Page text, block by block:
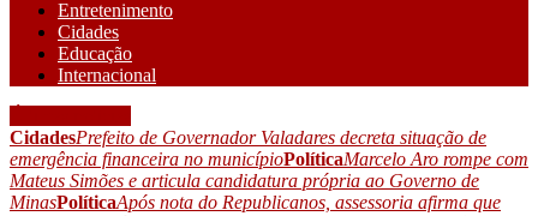
Entretenimento
Cidades
Educação
Internacional
CidadesPrefeito de Governador Valadares decreta situação de
emergência financeira no municípioPolíticaMarcelo Aro rompe com
Mateus Simões e articula candidatura própria ao Governo de
MinasPolíticaApós nota do Republicanos, assessoria afirma que